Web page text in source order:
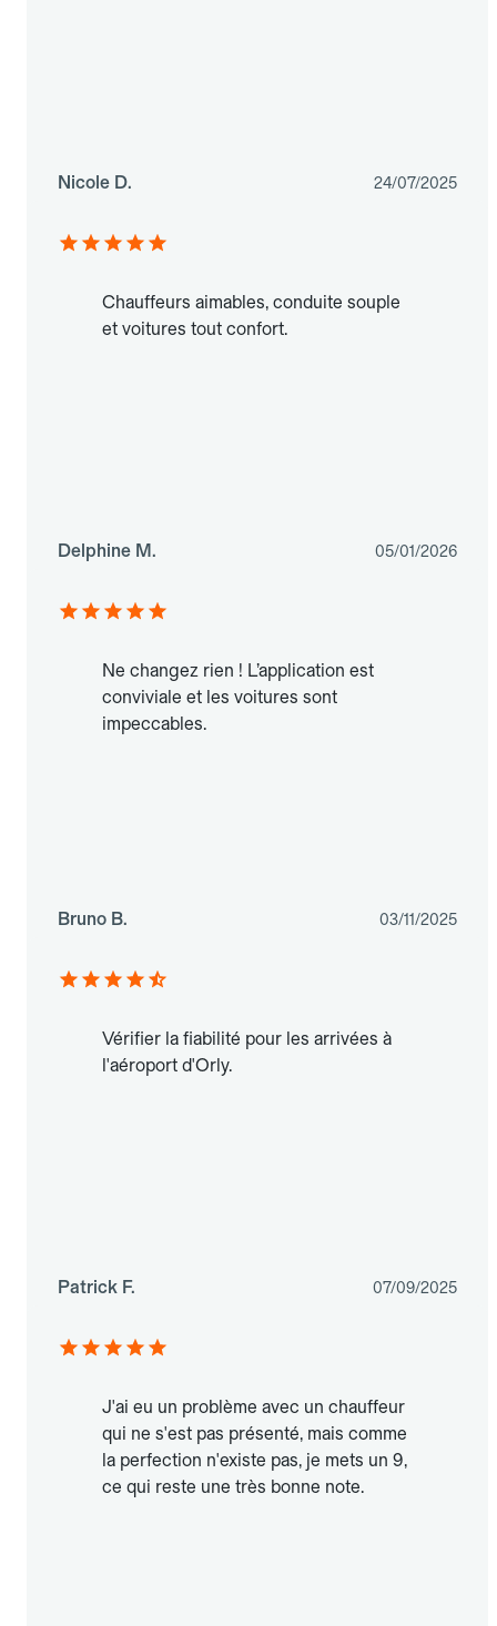
Nicole D. 24/07/2025
Chauffeurs aimables, conduite souple
et voitures tout confort.
Delphine M. 05/01/2026
Ne changez rien ! L’application est
conviviale et les voitures sont
impeccables.
Bruno B. 03/11/2025
Vérifier la fiabilité pour les arrivées à
l'aéroport d'Orly.
Patrick F. 07/09/2025
J'ai eu un problème avec un chauffeur
qui ne s'est pas présenté, mais comme
la perfection n'existe pas, je mets un 9,
ce qui reste une très bonne note.